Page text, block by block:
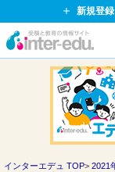
新規登録
イ
ド
インターエデュ TOP 2021